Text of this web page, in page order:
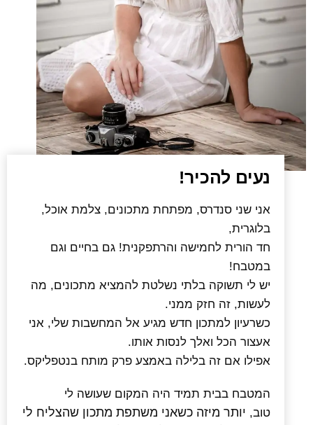
נעים להכיר!
אני שני סנדרס, מפתחת מתכונים, צלמת אוכל,
בלוגרית,
חד הורית לחמישה והרתפקנית! גם בחיים וגם
במטבח!
יש לי תשוקה בלתי נשלטת להמציא מתכונים, מה
לעשות, זה חזק ממני.
כשרעיון למתכון חדש מגיע אל המחשבות שלי, אני
אעצור הכל ואלך לנסות אותו.
אפילו אם זה בלילה באמצע פרק מותח בנטפליקס.
המטבח בבית תמיד היה המקום שעושה לי
טוב, יותר מיזה כשאני משתפת מתכון שהצליח לי